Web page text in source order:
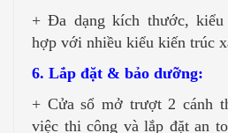
+ Đa dạng kích thước, kiểu
hợp với nhiều kiểu kiến trúc
6. Lắp đặt & bảo dưỡng:
+ Cửa sổ mở trượt 2 cánh
việc thi công và lắp đặt an